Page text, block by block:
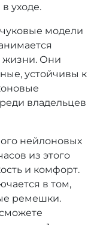
уходе.
модели
жизни. Они
устойчивы к
владельцев
нейлоновых
из этого
и комфорт.
в том,
ремешки.